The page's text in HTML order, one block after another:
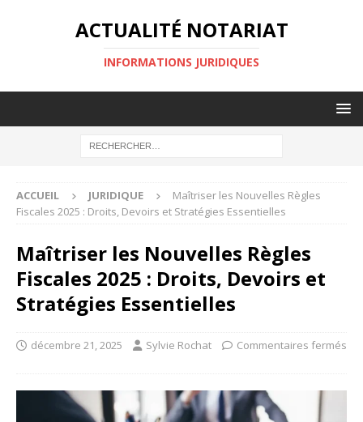
ACTUALITÉ NOTARIAT
INFORMATIONS JURIDIQUES
ACCUEIL JURIDIQUE
Maîtriser les Nouvelles Règles
Fiscales 2025 : Droits, Devoirs et Stratégies Essentielles
Maîtriser les Nouvelles Règles
Fiscales 2025 : Droits, Devoirs et
Stratégies Essentielles
décembre 21, 2025 Sylvie Rochat Commentaires fermés